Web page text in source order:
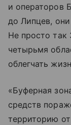
и операторов
до Липцев,
Не просто так
четырьмя
облегчать
«Буферная
средств
территорию